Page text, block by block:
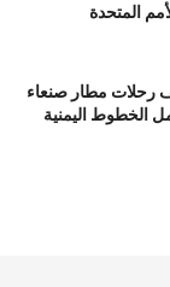
المتحدة
رحلات مطار صنعاء
الخطوط اليمنية